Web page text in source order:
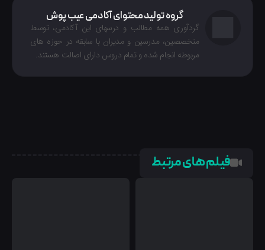
گروه تولید محتوای آکادمی عیب پوش
گردآوری همه مطالب و درسهای این آکادمی، توسط
متخصصین، مدرسین و مدیران با سابقه در حوزه های
مربوطه انجام شده‌ و تمام دروس دارای اصالت هستند.
فیلم های مرتبط